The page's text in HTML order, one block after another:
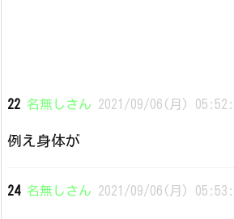
22 名無しさん 2021/09/06(月)
例え身体が
24 名無しさん 2021/09/06(月)